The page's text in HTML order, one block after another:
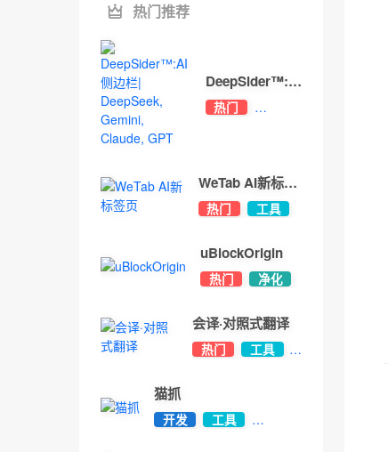
热门推荐
DeepSider™:AI
侧边栏|
DeepSeek,
热门
WeTab AI新标签
页热门
工具
uBlockOrigin
热门 净化
会译·对照式翻译
热门
工具
猫抓
开发
工具